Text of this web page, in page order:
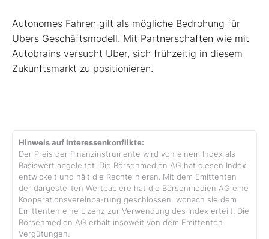
Autonomes Fahren gilt als mögliche Bedrohung für
Ubers Geschäftsmodell. Mit Partnerschaften wie mit
Autobrains versucht Uber, sich frühzeitig in diesem
Zukunftsmarkt zu positionieren.
Hinweis auf Interessenkonflikte:
Der Preis der Finanzinstrumente wird von einem Index als
Basiswert abgeleitet. Die Börsenmedien AG hat diesen Index
entwickelt und hält die Rechte hieran. Mit dem Emittenten
der dargestellten Wertpapiere hat die Börsenmedien AG eine
Kooperationsvereinba-rung geschlossen, wonach sie dem
Emittenten eine Lizenz zur Verwendung des Index erteilt. Die
Börsenmedien AG erhält insoweit von dem Emittenten
Vergütungen.